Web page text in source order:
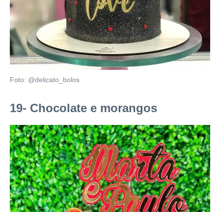
Foto: @delicato_bolos
19- Chocolate e morangos